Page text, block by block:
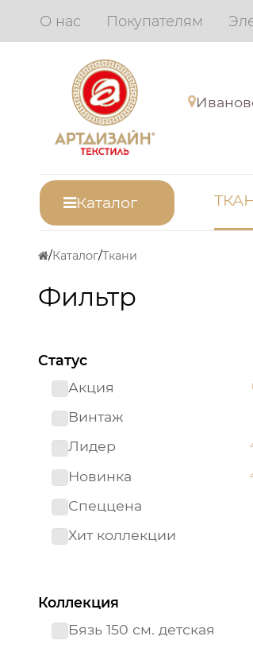
О нас Покупателям
Каталог
Каталог Ткани
Фильтр
Статус
Акция
Винтаж
Лидер
Новинка
Спеццена
Хит коллекции
Коллекция
Бязь 150 см. детская